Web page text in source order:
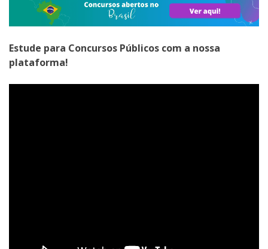
Estude para Concursos Públicos com a nossa
plataforma!